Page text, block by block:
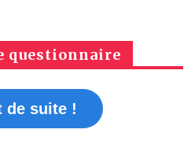
questionnaire
de suite !